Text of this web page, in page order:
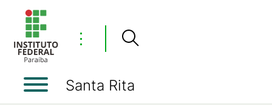
⋮
Santa Rita